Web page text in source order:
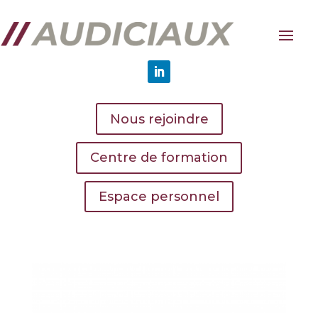
Nous rejoindre
Centre de formation
Espace personnel